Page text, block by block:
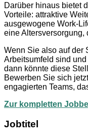
Darüber hinaus bietet
Vorteile: attraktive
ausgewogene Work-
eine Altersversorgung,
Wenn Sie also auf der
Arbeitsumfeld sind
dann könnte diese
Bewerben Sie sich
engagierten Teams,
Zur kompletten
Jobtitel